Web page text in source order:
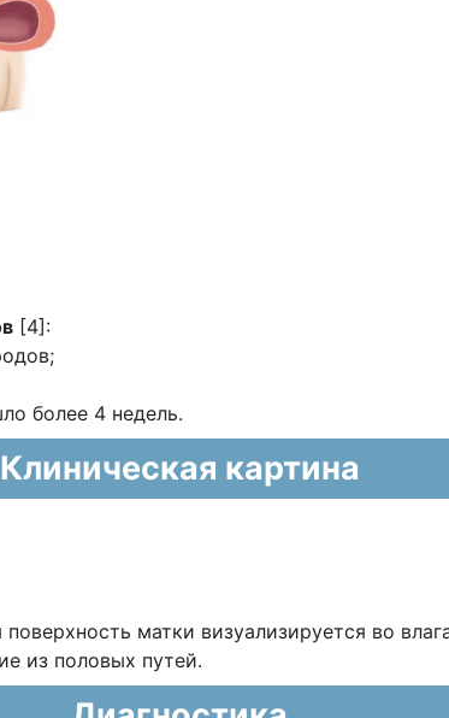
[4]:
более 4 недель.
Клиническая картина
матки визуализируется во
из половых путей.